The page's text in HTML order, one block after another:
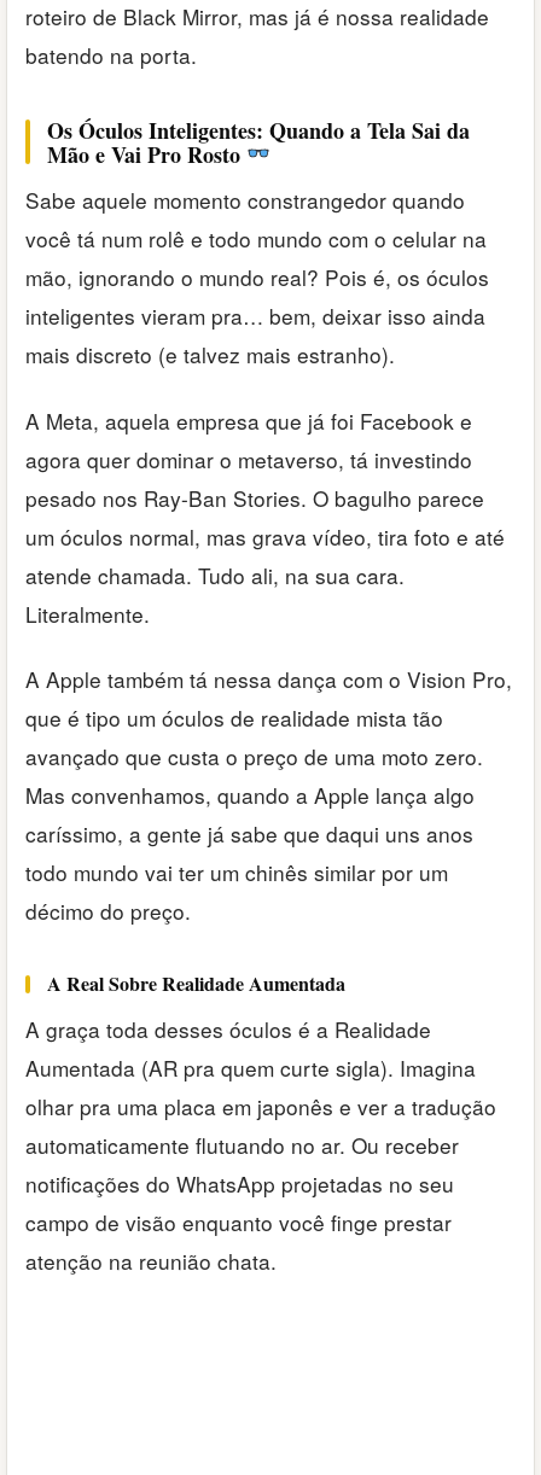
roteiro de Black Mirror, mas já é nossa realidade
batendo na porta.
Os Óculos Inteligentes: Quando a Tela Sai da
Mão e Vai Pro Rosto
Sabe aquele momento constrangedor quando
você tá num rolê e todo mundo com o celular na
mão, ignorando o mundo real? Pois é, os óculos
inteligentes vieram pra… bem, deixar isso ainda
mais discreto (e talvez mais estranho).
A Meta, aquela empresa que já foi Facebook e
agora quer dominar o metaverso, tá investindo
pesado nos Ray-Ban Stories. O bagulho parece
um óculos normal, mas grava vídeo, tira foto e até
atende chamada. Tudo ali, na sua cara.
Literalmente.
A Apple também tá nessa dança com o Vision Pro,
que é tipo um óculos de realidade mista tão
avançado que custa o preço de uma moto zero.
Mas convenhamos, quando a Apple lança algo
caríssimo, a gente já sabe que daqui uns anos
todo mundo vai ter um chinês similar por um
décimo do preço.
A Real Sobre Realidade Aumentada
A graça toda desses óculos é a Realidade
Aumentada (AR pra quem curte sigla). Imagina
olhar pra uma placa em japonês e ver a tradução
automaticamente flutuando no ar. Ou receber
notificações do WhatsApp projetadas no seu
campo de visão enquanto você finge prestar
atenção na reunião chata.